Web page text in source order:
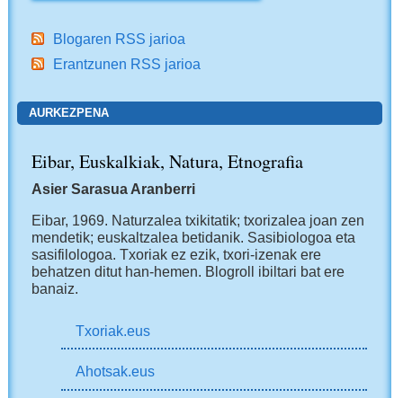
Blogaren RSS jarioa
Erantzunen RSS jarioa
AURKEZPENA
Eibar, Euskalkiak, Natura, Etnografia
Asier Sarasua Aranberri
Eibar, 1969. Naturzalea txikitatik; txorizalea joan zen
mendetik; euskaltzalea betidanik. Sasibiologoa eta
sasifilologoa. Txoriak ez ezik, txori-izenak ere
behatzen ditut han-hemen. Blogroll ibiltari bat ere
banaiz.
Txoriak.eus
Ahotsak.eus